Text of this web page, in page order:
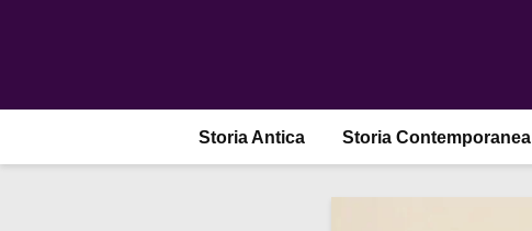
Storia Antica Storia Contemporanea